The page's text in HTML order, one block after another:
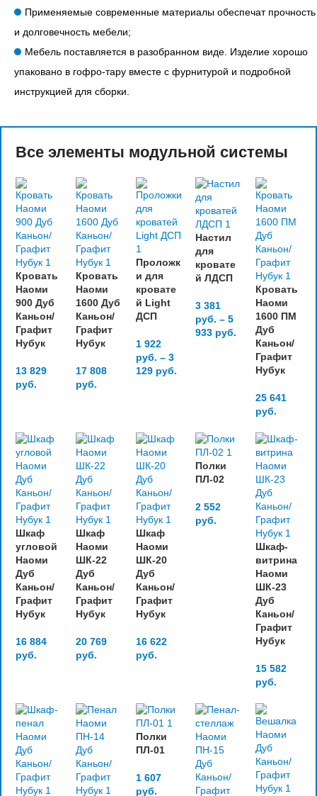
Применяемые современные материалы обеспечат прочность
и долговечность мебели;
Мебель поставляется в разобранном виде. Изделие хорошо
упаковано в гофро-тару вместе с фурнитурой и подробной
инструкцией для сборки.
Все элементы модульной системы
Кровать
Наоми
900 Дуб
Каньон/
Графит
Нубук
13 829
руб.
Кровать
Наоми
1600 Дуб
Каньон/
Графит
Нубук
17 808
руб.
Проложк
и для
кровате
й Light
ДСП
1 922
руб. – 3
129руб.
Настил
для
кровате
й ЛДСП
3 381
руб. – 5
933 руб.
Кровать
Наоми
1600 ПМ
Дуб
Каньон/
Графит
Нубук
25 641
руб.
Шкаф
угловой
Наоми
Дуб
Каньон/
Графит
Нубук
16 884
руб.
Шкаф
Наоми
ШК-22
Дуб
Каньон/
Графит
Нубук
20 769
руб.
Шкаф
Наоми
ШК-20
Дуб
Каньон/
Графит
Нубук
16 622
руб.
Полки
ПЛ-02
2 552
руб.
Шкаф-
витрина
Наоми
ШК-23
Дуб
Каньон/
Графит
Нубук
15 582
руб.
Полки
ПЛ-01
1 607
руб.